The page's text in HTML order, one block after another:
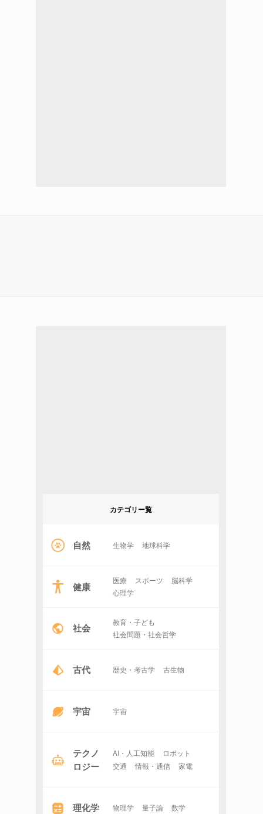
カテゴリー覧
自然 生物学 地球科学
健康 医療 スポーツ
脳科学
心理学
社会
教育・子ども
社会問題・社会哲学
古代 歴史・考古学 古生物
宇宙 宇宙
テクノ
ロジー
AI・人工知能
ロボット
交通
情報・通信 家電
理化学 物理学 量子論 数学